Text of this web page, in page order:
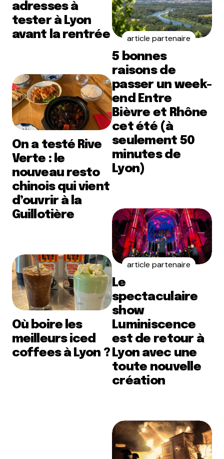
adresses à
tester à Lyon
avant la rentrée
On a testé Rive
Verte : le
nouveau resto
chinois qui vient
d’ouvrir à la
Guillotière
Où boire les
meilleurs iced
coffees à Lyon ?
article partenaire
5 bonnes
raisons de
passer un week-
end Entre
Bièvre et Rhône
cet été (à
seulement 50
minutes de
Lyon)
article partenaire
Le
spectaculaire
show
Luminiscence
est de retour à
Lyon avec une
toute nouvelle
création